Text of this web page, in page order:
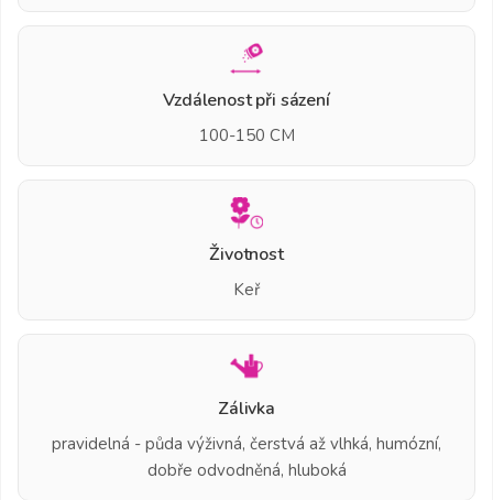
Vzdálenost při sázení
100-150 CM
Životnost
Keř
Zálivka
pravidelná - půda výživná, čerstvá až vlhká, humózní,
dobře odvodněná, hluboká